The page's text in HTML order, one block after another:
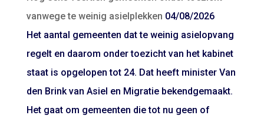
vanwege te weinig asielplekken 04/08/2026
Het aantal gemeenten dat te weinig asielopvang
regelt en daarom onder toezicht van het kabinet
staat is opgelopen tot 24. Dat heeft minister Van
den Brink van Asiel en Migratie bekendgemaakt.
Het gaat om gemeenten die tot nu geen of